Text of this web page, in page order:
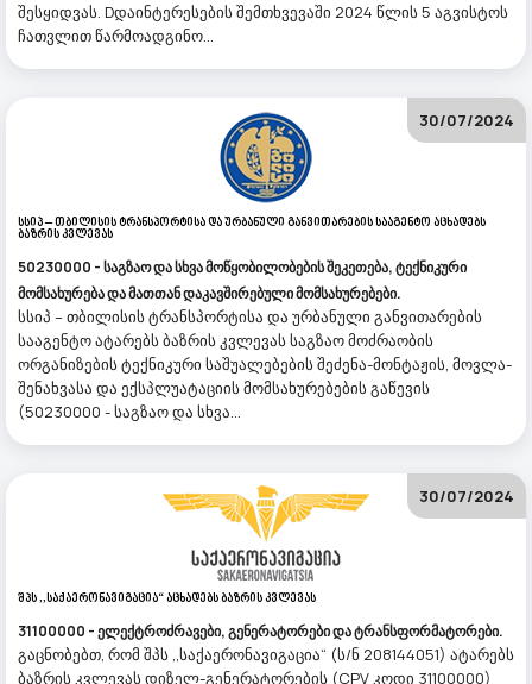
შესყიდვას. Dდაინტერესების შემთხვევაში 2024 წლის 5 აგვისტოს
ჩათვლით წარმოადგინო...
Სსიპ – Თბილისის Ტრანსპორტისა Და Ურბანული Განვითარების Სააგენტო Აცხადებს
Ბაზრის Კვლევას
50230000 - საგზაო და სხვა მოწყობილობების შეკეთება, ტექნიკური
მომსახურება და მათთან დაკავშირებული მომსახურებები.
30/07/2024
სსიპ – თბილისის ტრანსპორტისა და ურბანული განვითარების
სააგენტო ატარებს ბაზრის კვლევას საგზაო მოძრაობის
ორგანიზების ტექნიკური საშუალებების შეძენა-მონტაჟის, მოვლა-
შენახვასა და ექსპლუატაციის მომსახურებების გაწევის
(50230000 - საგზაო და სხვა...
Შპს ,,საქაერონავიგაცია“ Აცხადებს Ბაზრის Კვლევას
31100000 - ელექტროძრავები, გენერატორები და ტრანსფორმატორები.
30/07/2024
გაცნობებთ, რომ შპს ,,საქაერონავიგაცია“ (ს/ნ 208144051) ატარებს
ბაზრის კვლევას დიზელ-გენერატორების (CPV კოდი 31100000)